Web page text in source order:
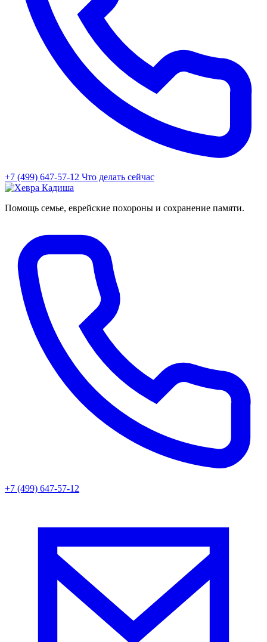
+7 (499) 647-57-12 Что делать сейчас
Помощь семье, еврейские похороны и сохранение памяти.
+7 (499) 647-57-12